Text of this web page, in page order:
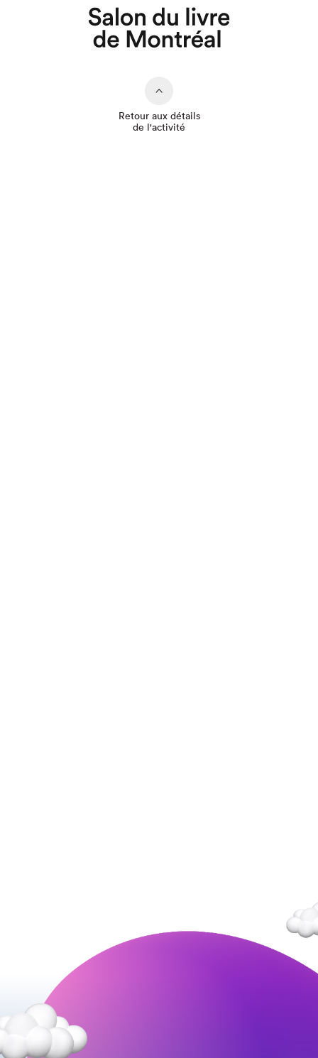
Que cherchez-vous?
Retour aux détails
de l'activité